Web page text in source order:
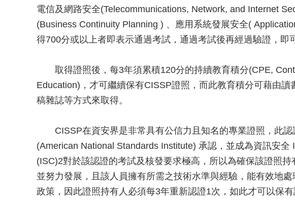
電信及網路安全(Telecommunications, Network, and Internet
(Business Continuity Planning ) 、應用系統發展安全(
得700分或以上者即表示通過考試，通過考試後再經過驗證，即
取得證照後，每3年須累積120分的持續教育積分(CPE,
Education)，才可繼續保有CISSP證照，而此教育積分可藉由讀
稿雜誌等方式來取得。
CISSP在資安界是非常具有公信力且知名的專業證照，此認
(American National Standards Institute) 承認，並成為資訊安全
(ISC)2對於該認證的考試及核發要求極高，所以為確保該證照
並努力發展，且該人員擁有所需之技術水準與經驗，能有效地
政策，因此證照持有人必須每3年重新認證1次，如此才可以保